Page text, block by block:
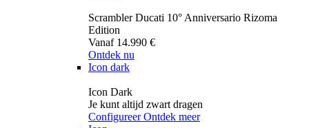
Scrambler Ducati 10° Anniversario Rizoma
Edition
Vanaf 14.990 €
Ontdek nu
Icon dark
Icon Dark
Je kunt altijd zwart dragen
Configureer Ontdek meer